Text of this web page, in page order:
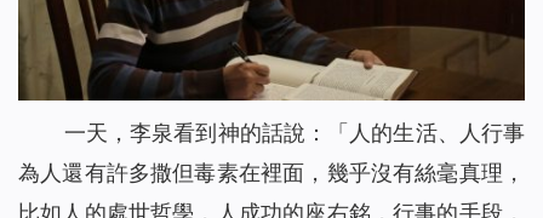
一天，李泉看到神的話說：「 人的生活、人行事
為人還有許多撒但毒素在裡面，幾乎沒有絲毫真理，
比如人的處世哲學，人成功的座右銘，行事的手段，